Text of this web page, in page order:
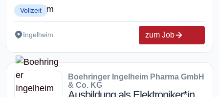
Vollzeit
Ingelheim zum Job
Boehringer Ingelheim Pharma GmbH
& Co. KG